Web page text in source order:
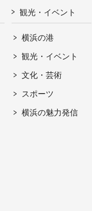
観光・イベント
横浜の港
観光・イベント
文化・芸術
スポーツ
横浜の魅力発信